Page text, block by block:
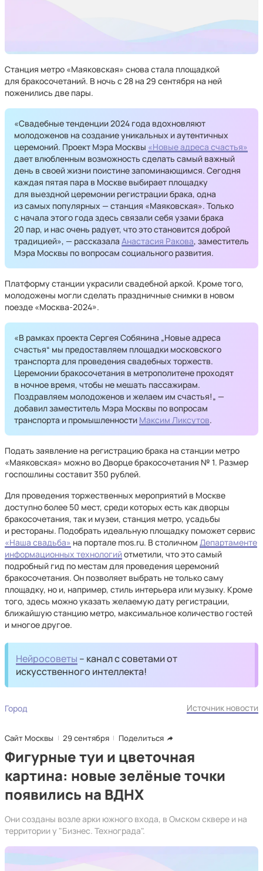
Станция метро «Маяковская» снова стала площадкой
для бракосочетаний. В ночь с 28 на 29 сентября на ней
поженились две пары.
«Свадебные тенденции 2024 года вдохновляют
молодоженов на создание уникальных и аутентичных
церемоний. Проект Мэра Москвы «Новые адреса счастья»
дает влюбленным возможность сделать самый важный
день в своей жизни поистине запоминающимся. Сегодня
каждая пятая пара в Москве выбирает площадку
для выездной церемонии регистрации брака, одна
из самых популярных — станция «Маяковская». Только
с начала этого года здесь связали себя узами брака
20 пар, и нас очень радует, что это становится доброй
традицией», — рассказала Анастасия Ракова, заместитель
Мэра Москвы по вопросам социального развития.
Платформу станции украсили свадебной аркой. Кроме того,
молодожены могли сделать праздничные снимки в новом
поезде «Москва-2024».
«В рамках проекта Сергея Собянина „Новые адреса
счастья“ мы предоставляем площадки московского
транспорта для проведения свадебных торжеств.
Церемонии бракосочетания в метрополитене проходят
в ночное время, чтобы не мешать пассажирам.
Поздравляем молодоженов и желаем им счастья!„ —
добавил заместитель Мэра Москвы по вопросам
транспорта и промышленности Максим Ликсутов.
Подать заявление на регистрацию брака на станции метро
«Маяковская» можно во Дворце бракосочетания № 1. Размер
госпошлины составит 350 рублей.
Для проведения торжественных мероприятий в Москве
доступно более 50 мест, среди которых есть как дворцы
бракосочетания, так и музеи, станция метро, усадьбы
и рестораны. Подобрать идеальную площадку поможет сервис
«Наша свадьба» на портале mos.ru. В столичном Департаменте
информационных технологий отметили, что это самый
подробный гид по местам для проведения церемоний
бракосочетания. Он позволяет выбрать не только саму
площадку, но и, например, стиль интерьера или музыку. Кроме
того, здесь можно указать желаемую дату регистрации,
ближайшую станцию метро, максимальное количество гостей
и многое другое.
Нейросоветы – канал с советами от
искусственного интеллекта!
Город Источник новости
Сайт Москвы 29 сентября Поделиться
Фигурные туи и цветочная
картина: новые зелёные точки
появились на ВДНХ
Они созданы возле арки южного входа, в Омском сквере и на
территории у "Бизнес. Технограда".